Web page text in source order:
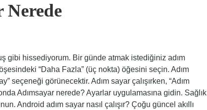
Nerede
gibi hissediyorum. Bir günde atmak istediğiniz adım
“Daha Fazla” (üç nokta) öğesini seçin. Adım
seçeneği görünecektir. Adım sayar çalışırken, “Adım
Adımsayar nerede? Ayarlar uygulamasına gidin. Sağlık
Android adım sayar nasıl çalışır? Çoğu güncel akıllı